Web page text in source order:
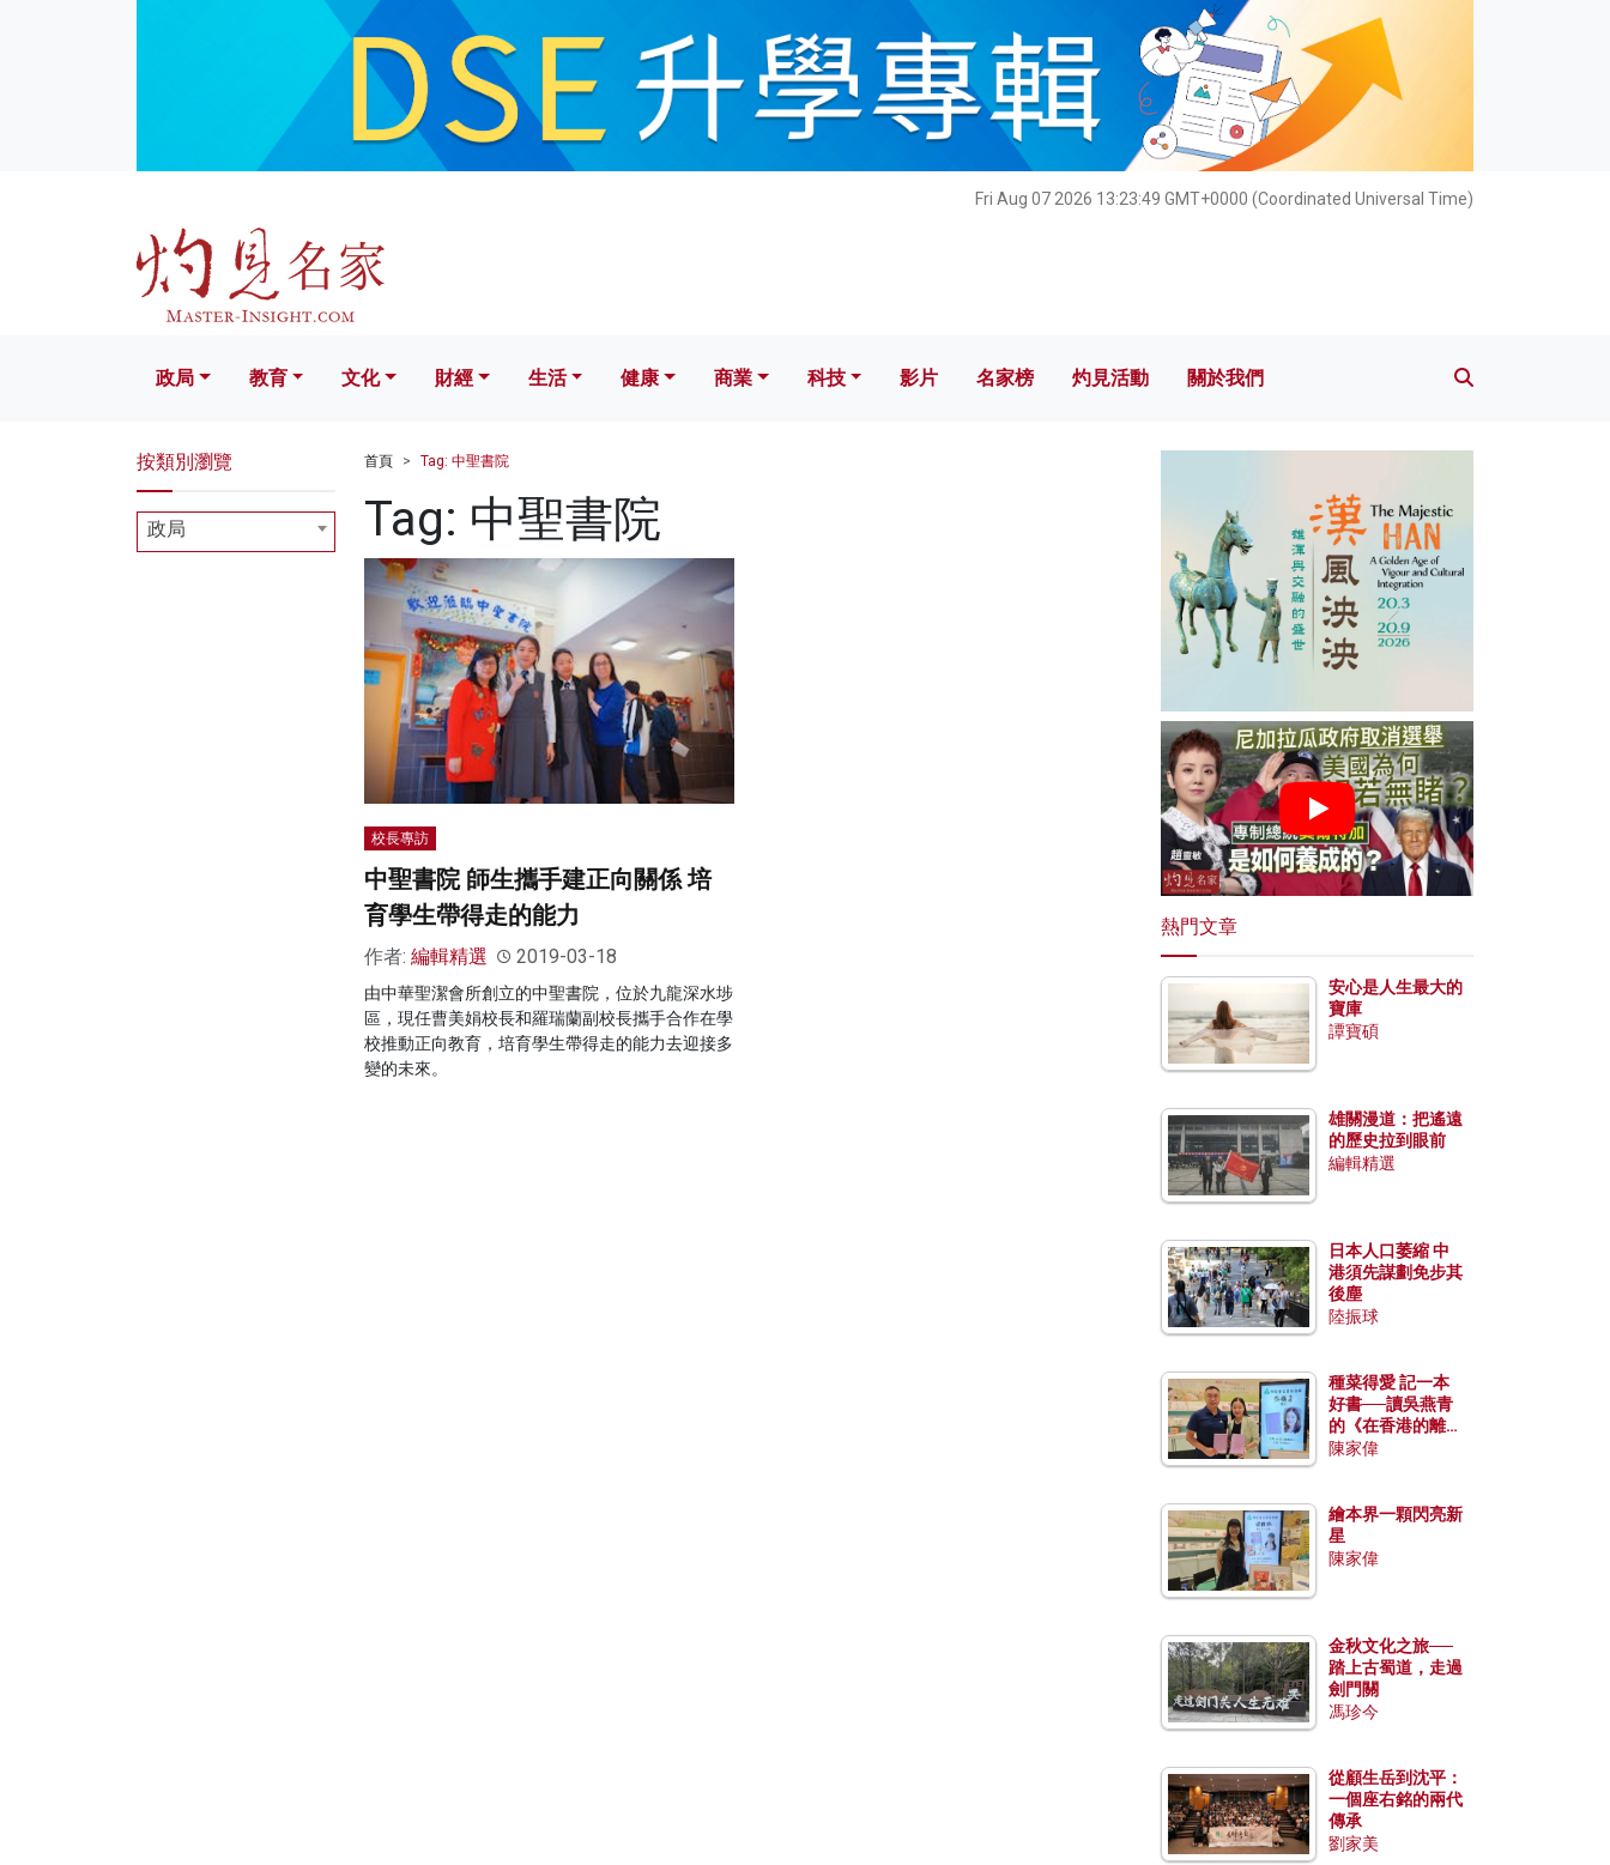
Fri Aug 07 2026 13:23:50 GMT+0000 (Coordinated Universal Time)
文化 財經 生活 健康 科技 影片 名家榜 灼見活動 關於我們
政局 教育 文化 財經 生活 健康 商業 科技 影片 名家榜 灼見活動 關於我們
首頁 Tag: 中聖書院
Tag: 中聖書院
校長專訪
中聖書院 師生攜手建正向關係 培
育學生帶得走的能力
作者: 編輯精選 2019-03-18
由中華聖潔會所創立的中聖書院，位於九龍深水埗
區，現任曹美娟校長和羅瑞蘭副校長攜手合作在學
校推動正向教育，培育學生帶得走的能力去迎接多
變的未來。
按類別瀏覽
政局
熱門文章
安心是人生最大的
寶庫
譚寶碩
雄關漫道：把遙遠
的歷史拉到眼前
編輯精選
日本人口萎縮 中
港須先謀劃免步其
後塵
陸振球
種菜得愛 記一本
好書──讀吳燕青
的《在香港的離島
種菜》
陳家偉
繪本界一顆閃亮新
星
陳家偉
金秋文化之旅──
踏上古蜀道，走過
劍門關
馮珍今
從顧生岳到沈平：
一個座右銘的兩代
傳承
劉家美